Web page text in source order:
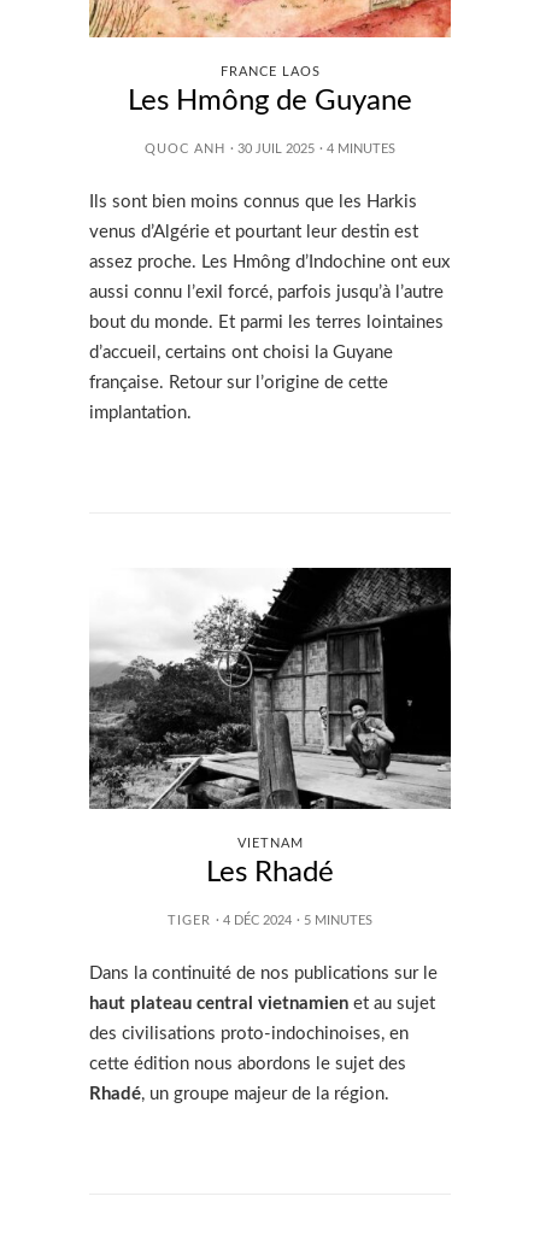
FRANCE LAOS
Les Hmông de Guyane
QUOC ANH · 30 JUIL 2025 · 4 MINUTES
Ils sont bien moins connus que les Harkis
venus d’Algérie et pourtant leur destin est
assez proche. Les Hmông d’Indochine ont eux
aussi connu l’exil forcé, parfois jusqu’à l’autre
bout du monde. Et parmi les terres lointaines
d’accueil, certains ont choisi la Guyane
française. Retour sur l’origine de cette
implantation.
VIETNAM
Les Rhadé
TIGER · 4 DÉC 2024 · 5 MINUTES
Dans la continuité de nos publications sur le
haut plateau central vietnamien et au sujet
des civilisations proto-indochinoises, en
cette édition nous abordons le sujet des
Rhadé, un groupe majeur de la région.